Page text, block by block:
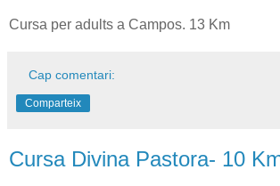
Cursa per adults a Campos. 13 Km
Cap comentari:
Comparteix
Cursa Divina Pastora- 10